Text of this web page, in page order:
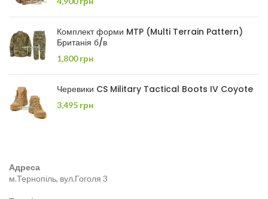
Комплект форми MTP (Multi Terrain Pattern)
Британія б/в
1,800грн
Черевики CS Military Tactical Boots IV Coyote
3,495 грн
Адреса
м.Тернопіль, вул.Гоголя 3